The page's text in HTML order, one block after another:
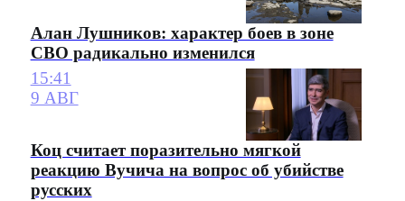
Алан Лушников: характер боев в зоне
СВО радикально изменился
15:41
9 АВГ
Коц считает поразительно мягкой
реакцию Вучича на вопрос об убийстве
русских